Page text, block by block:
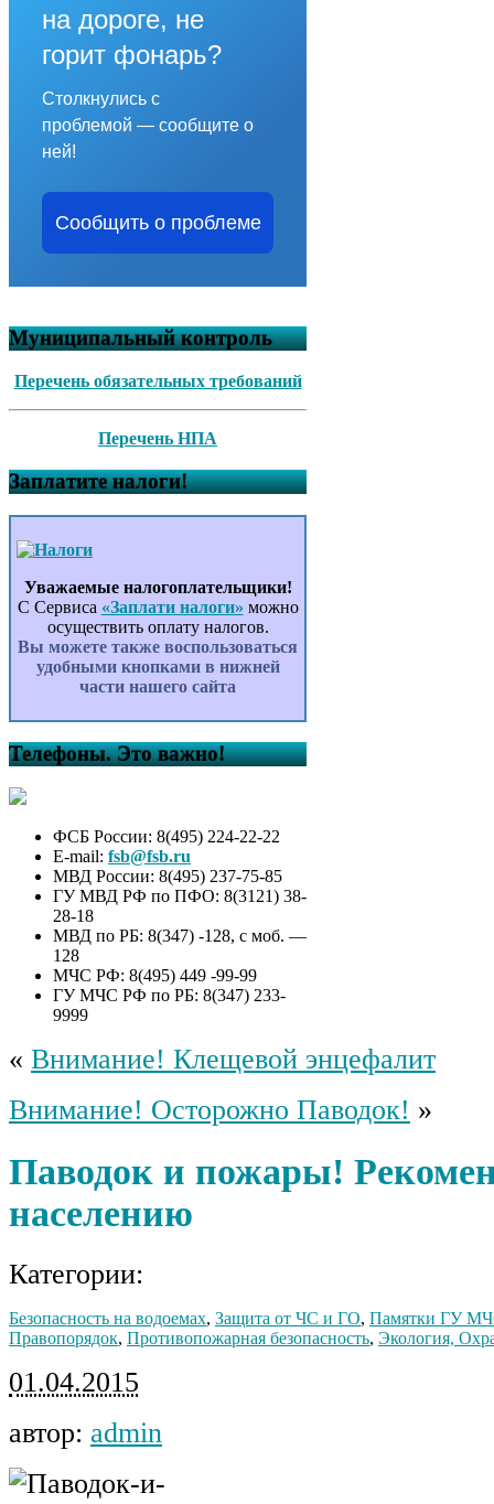
на дороге, не
горит фонарь?
Столкнулись с
проблемой — сообщите о
ней!
Сообщить о проблеме
Муниципальный контроль
Перечень обязательных требований
Перечень НПА
Заплатите налоги!
Уважаемые налогоплательщики!
С Сервиса «Заплати налоги» можно
осуществить оплату налогов.
Вы можете также воспользоваться
удобными кнопками в нижней
части нашего сайта
Телефоны. Это важно!
ФСБ России: 8(495) 224-22-22
E-mail: fsb@fsb.ru
МВД России: 8(495) 237-75-85
ГУ МВД РФ по ПФО: 8(3121) 38-
28-18
МВД по РБ: 8(347) -128, с моб. —
128
МЧС РФ: 8(495) 449 -99-99
ГУ МЧС РФ по РБ: 8(347) 233-
9999
« Внимание! Клещевой энцефалит
Внимание! Осторожно Паводок! »
Паводок и пожары!
населению
Категории:
Безопасность на водоемах, Защита от ЧС и ГО, Памятки ГУ
Правопорядок, Противопожарная безопасность, Экология,
01.04.2015
автор: admin